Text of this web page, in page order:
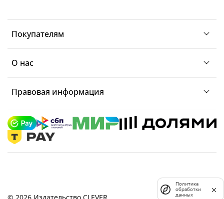
Покупателям
О нас
Правовая информация
Политика
обработки
данных